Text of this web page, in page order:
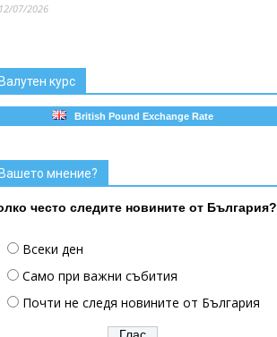
07/2026
курс
British Pound Exchange Rate
мнение?
често следите новините от България?
Всеки ден
Само при важни събития
Почти не следя новините от България